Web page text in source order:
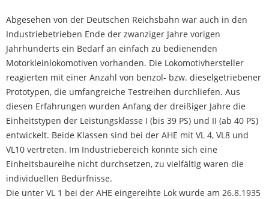
Abgesehen von der Deutschen Reichsbahn war auch in den
Industriebetrieben Ende der zwanziger Jahre vorigen
Jahrhunderts ein Bedarf an einfach zu bedienenden
Motorkleinlokomotiven vorhanden. Die Lokomotivhersteller
reagierten mit einer Anzahl von benzol- bzw. dieselgetriebener
Prototypen, die umfangreiche Testreihen durchliefen. Aus
diesen Erfahrungen wurden Anfang der dreißiger Jahre die
Einheitstypen der Leistungsklasse I (bis 39 PS) und II (ab 40 PS)
entwickelt. Beide Klassen sind bei der AHE mit VL 4, VL8 und
VL10 vertreten. Im Industriebereich konnte sich eine
Einheitsbaureihe nicht durchsetzen, zu vielfältig waren die
individuellen Bedürfnisse.
Die unter VL 1 bei der AHE eingereihte Lok wurde am 26.8.1935